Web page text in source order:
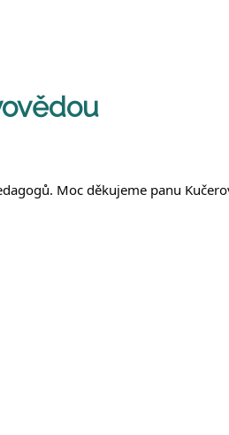
Moc děkujeme panu